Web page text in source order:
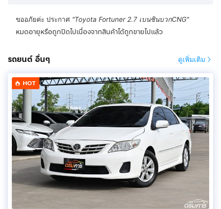
ขออภัยค่ะ ประกาศ "Toyota Fortuner 2.7 เบนซินบวกCNG"
หมดอายุหรือถูกปิดไปเนื่องจากสินค้าได้ถูกขายไปแล้ว
รถยนต์ อื่นๆ ดูเพิ่มเติม
HOT